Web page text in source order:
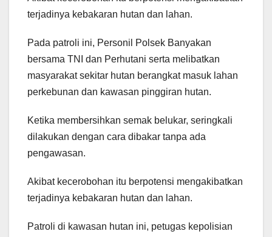
terjadinya kebakaran hutan dan lahan.
Pada patroli ini, Personil Polsek Banyakan
bersama TNI dan Perhutani serta melibatkan
masyarakat sekitar hutan berangkat masuk lahan
perkebunan dan kawasan pinggiran hutan.
Ketika membersihkan semak belukar, seringkali
dilakukan dengan cara dibakar tanpa ada
pengawasan.
Akibat kecerobohan itu berpotensi mengakibatkan
terjadinya kebakaran hutan dan lahan.
Patroli di kawasan hutan ini, petugas kepolisian